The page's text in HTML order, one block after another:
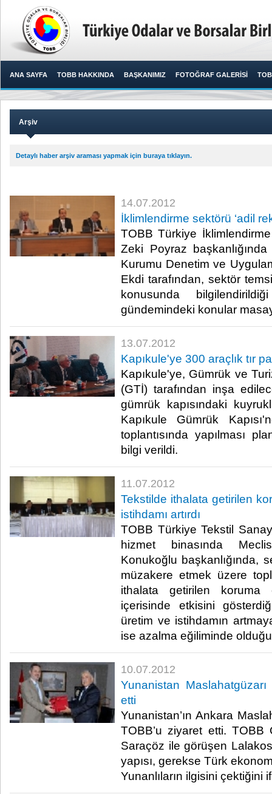
ANA SAYFA TOBB HAKKINDA BAŞKANIMIZ FOTOĞRAF GALERİSİ
Arşiv
Detaylı haber arşiv araması yapmak için buraya tıklayın.
14.07.2012
İklimlendirme sektörü ‘adil
TOBB Türkiye
Zeki Poyraz
Kurumu Denetim ve
Ekdi tarafından, sektör
konusunda
gündemindeki konular
13.07.2012
Kapıkule'ye 300 araçlık tır
Kapıkule'ye, Gümrük ve
(GTİ) tarafından inşa
gümrük kapısındaki
Kapıkule Gümrük
toplantısında yapılması
bilgi verildi. ​ ​
11.07.2012
Tekstilde ithalata getirilen
istihdamı artırdı
TOBB Türkiye Tekstil
hizmet binasında
Konukoğlu başkanlığında,
müzakere etmek üzere
ithalata getirilen koruma
içerisinde etkisini
üretim ve istihdamın
ise azalma eğiliminde
10.07.2012
Yunanistan
etti
Yunanistan’ın Ankara
TOBB’u ziyaret etti. TOBB
Saraçöz ile görüşen
yapısı, gerekse Türk
Yunanlıların ilgisini çektiğini